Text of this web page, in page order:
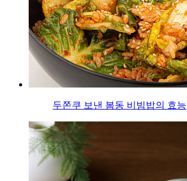
두쫀쿠 보낸 봄동 비빔밥의 효능